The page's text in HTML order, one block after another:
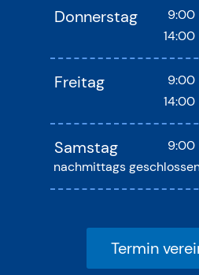
Donnerstag 9:00
14:00
Freitag 9:00
14:00
Samstag 9:00
nachmittags
Termin